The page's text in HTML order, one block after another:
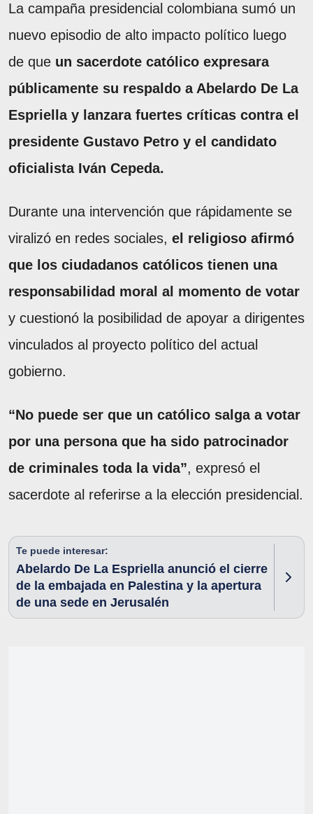
La campaña presidencial colombiana sumó un
nuevo episodio de alto impacto político luego
de que un sacerdote católico expresara
públicamente su respaldo a Abelardo De La
Espriella y lanzara fuertes críticas contra el
presidente Gustavo Petro y el candidato
oficialista Iván Cepeda.
Durante una intervención que rápidamente se
viralizó en redes sociales, el religioso afirmó
que los ciudadanos católicos tienen una
responsabilidad moral al momento de votar
y cuestionó la posibilidad de apoyar a dirigentes
vinculados al proyecto político del actual
gobierno.
“No puede ser que un católico salga a votar
por una persona que ha sido patrocinador
de criminales toda la vida”, expresó el
sacerdote al referirse a la elección presidencial.
Te puede interesar:
Abelardo De La Espriella anunció el cierre
de la embajada en Palestina y la apertura
de una sede en Jerusalén